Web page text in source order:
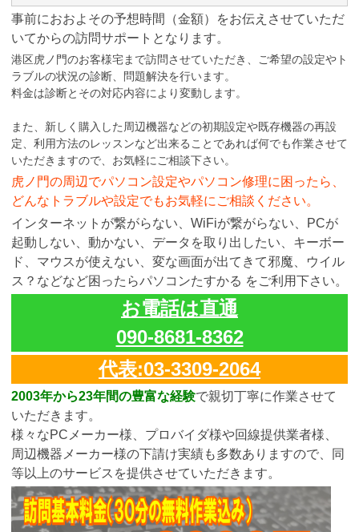
事前におおよその予想時間（金額）をお伝えさせていただ
いてからの訪問サポートとなります。
港区虎ノ門のお客様宅まで訪問させていただき、ご希望の設定やト
ラブルの状況の診断、問題解決を行います。
料金は診断とその対応内容により変動します。
また、新しく購入した周辺機器などの初期設定や既存機器の再設
定、利用方法のレッスンなど出来ることであれば何でも作業させて
いただきますので、お気軽にご相談下さい。
虎ノ門の周辺でパソコン設定やパソコン修理に困ったら、
どんなトラブルや設定でもお気軽にご相談ください。
インターネットが繋がらない、WiFiが繋がらない、PCが
起動しない、動かない、データを取り出したい、キーボー
ド、マウスが使えない、変な画面が出てきて邪魔、ウイル
ス？などなど困ったらパソコンたすかる をご利用下さい。
お電話は直通
090-8681-8362
代表:03-3309-2064
2003年から23年間の豊富な経験で親切丁寧に作業させて
いただきます。
様々なPCメーカー様、プロバイダ様や回線提供業者様、
周辺機器メーカー様の下請け実績も多数ありますので、同
等以上のサービスを提供させていただきます。